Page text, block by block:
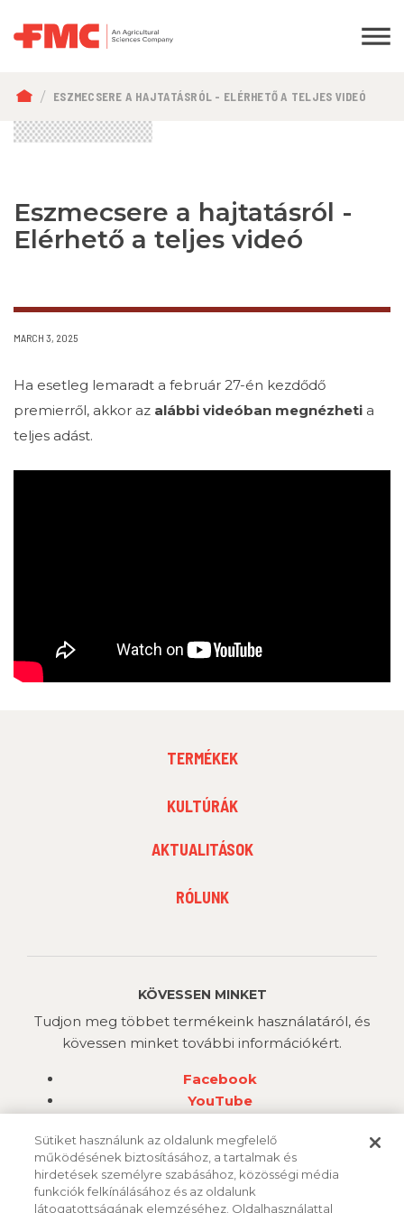
MORZSA
ESZMECSERE A HAJTATÁSRÓL - ELÉRHETŐ A TELJES VIDEÓ
Eszmecsere a hajtatásról -
Elérhető a teljes videó
MARCH 3, 2025
Ha esetleg lemaradt a február 27-én kezdődő
premierről, akkor az alábbi videóban megnézheti a
teljes adást.
TERMÉKEK
KULTÚRÁK
AKTUALITÁSOK
RÓLUNK
KÖVESSEN MINKET
Tudjon meg többet termékeink használatáról, és
kövessen minket további információkért.
Facebook
YouTube
Sütiket használunk az oldalunk megfelelő
működésének biztosításához, a tartalmak és
hirdetések személyre szabásához, közösségi média
funkciók felkínálásához és az oldalunk
látogatottságának elemzéséhez. Oldalhasználattal